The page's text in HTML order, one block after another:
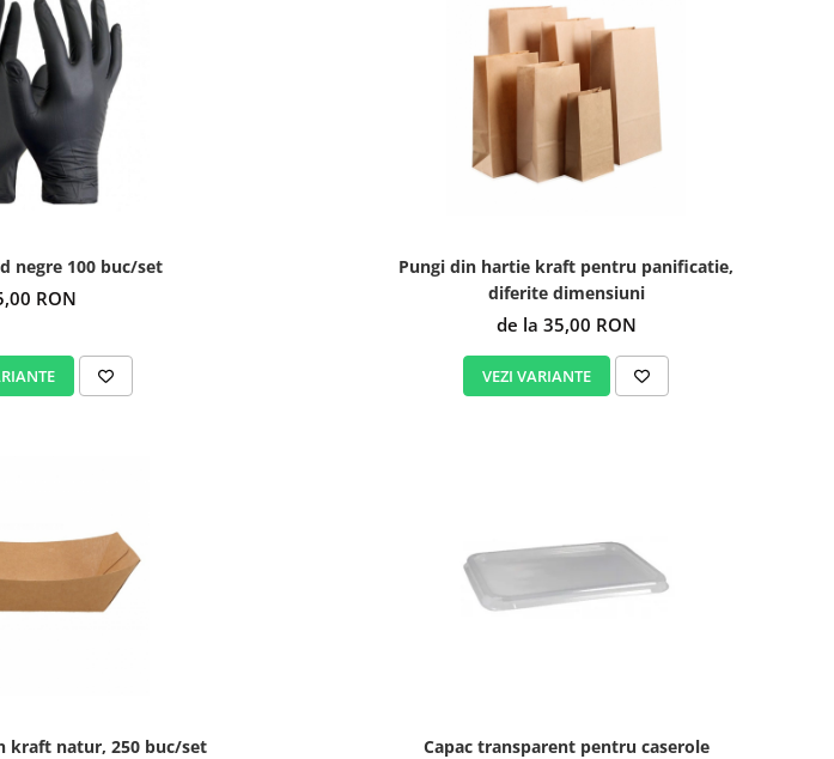
negre 100 buc/set
RON
Pungi din hartie kraft pentru panificatie,
diferite dimensiuni
de la 35,00 RON
VEZI VARIANTE
kraft natur, 250 buc/set
Capac transparent pentru caserole